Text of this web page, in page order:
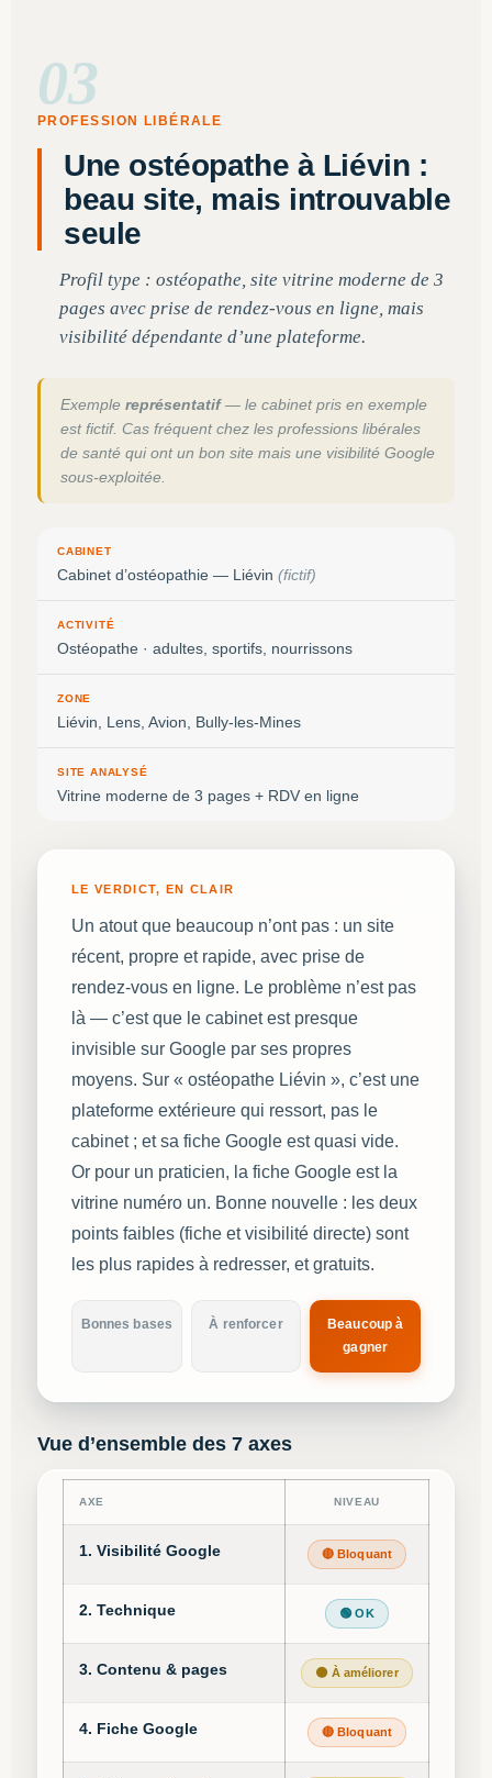
03
PROFESSION LIBÉRALE
Une ostéopathe à Liévin :
beau site, mais introuvable
seule
Profil type : ostéopathe, site vitrine moderne de 3
pages avec prise de rendez-vous en ligne, mais
visibilité dépendante d’une plateforme.
Exemple représentatif— le cabinet pris en exemple
est fictif. Cas fréquent chez les professions libérales
de santé qui ont un bon site mais une visibilité Google
sous-exploitée.
CABINET
Cabinet d’ostéopathie — Liévin (fictif)
ACTIVITÉ
Ostéopathe · adultes, sportifs, nourrissons
ZONE
Liévin, Lens, Avion, Bully-les-Mines
SITE ANALYSÉ
Vitrine moderne de 3 pages + RDV en ligne
LE VERDICT, EN CLAIR
Un atout que beaucoup n’ont pas : un site
récent, propre et rapide, avec prise de
rendez-vous en ligne. Le problème n’est pas
là — c’est que le cabinet est presque
invisible sur Google par ses propres
moyens. Sur « ostéopathe Liévin », c’est une
plateforme extérieure qui ressort, pas le
cabinet ; et sa fiche Google est quasi vide.
Or pour un praticien, la fiche Google est la
vitrine numéro un. Bonne nouvelle : les deux
points faibles (fiche et visibilité directe) sont
les plus rapides à redresser, et gratuits.
Bonnes bases À renforcer
Beaucoup à
gagner
Vue d’ensemble des 7 axes
AXE NIVEAU
1. Visibilité Google 🔴 Bloquant
2. Technique 🟢 OK
3. Contenu & pages 🟠 À améliorer
4. Fiche Google 🔴 Bloquant